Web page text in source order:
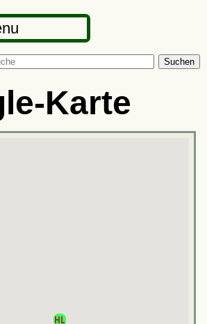
Suchen
Karte